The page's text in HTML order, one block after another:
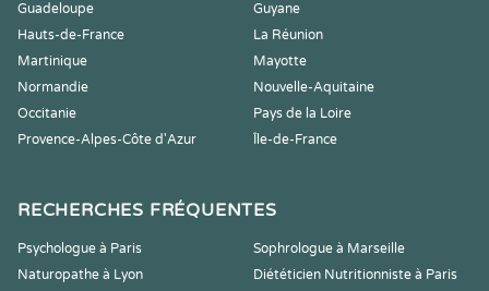
Guadeloupe
Guyane
Hauts-de-France
La Réunion
Martinique
Mayotte
Normandie
Nouvelle-Aquitaine
Occitanie
Pays de la Loire
Provence-Alpes-Côte d'Azur
Île-de-France
RECHERCHES FRÉQUENTES
Psychologue à Paris
Sophrologue à Marseille
Naturopathe à Lyon
Diététicien Nutritionniste à Paris